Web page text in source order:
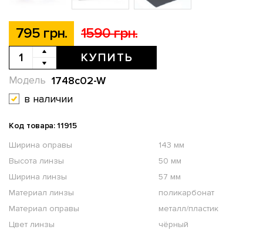
795 грн. 1590 грн.
КУПИТЬ
1748c02-W
Модель
в наличии
Код товара: 11915
Ширина оправы
143 мм
Высота линзы
50 мм
Ширина линзы
57 мм
Материал линзы
поликарбонат
Материал оправы
металл/пластик
Цвет линзы
чёрный